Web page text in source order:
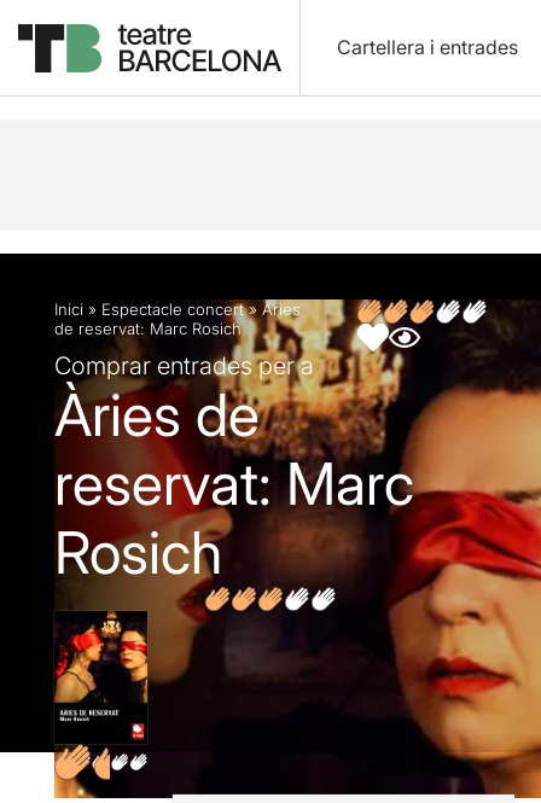
Cartellera i entrades
Descripció Fitxa artística Opinions
Inici » Espectacle concert» Àries
de reservat: Marc Rosich
Comprar entrades per a
Àries de
reservat: Marc
Rosich